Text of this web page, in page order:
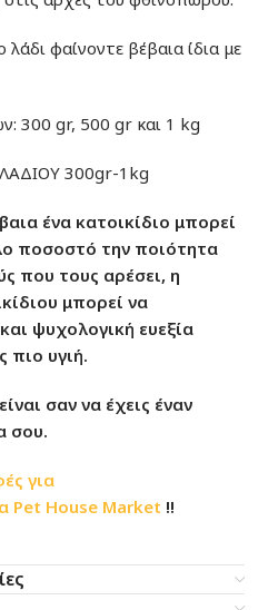
φαίνοντε βέβαια ίδια με
300 gr, 500 gr και 1 kg
300gr-1kg
ένα κατοικίδιο μπορεί
ποσοστό την ποιότητα
που τους αρέσει, η
μπορεί να
ψυχολογική ευεξία
πιο υγιή.
σαν να έχεις έναν
σου.
για
Pet House Market !!